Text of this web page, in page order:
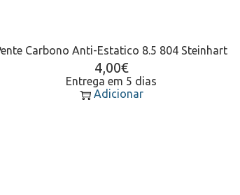
Carbono Anti-Estatico 8.5 804 Steinhart
4,00€
Entrega em 5 dias
Adicionar